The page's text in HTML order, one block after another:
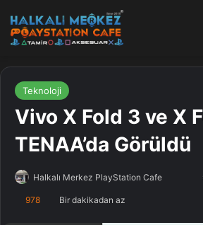
Teknoloji
Vivo X Fold 3 ve X
TENAA’da Görüldü
Halkalı Merkez PlayStation Cafe
978 Bir dakikadan az